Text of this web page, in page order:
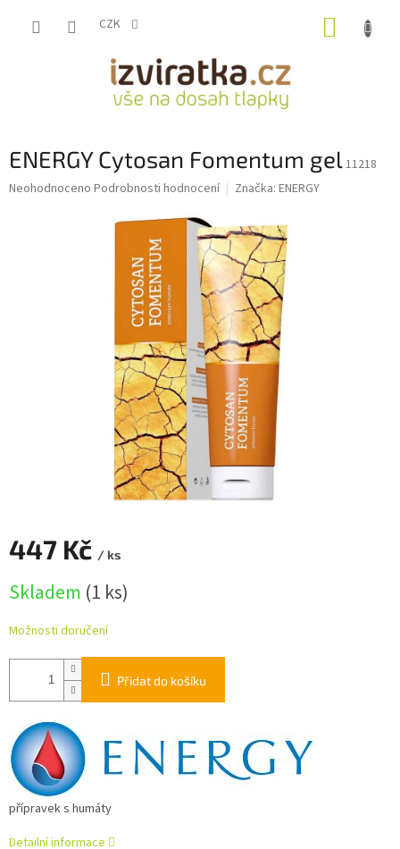
CZK
ENERGY Cytosan Fomentum gel11218
Průměrné
Neohodnoceno Podrobnosti hodnocení Značka: ENERGY
447 Kč / ks
cena:
Skladem (1 ks)
Možnosti doručení
Přidat do košíku
přípravek s humáty
Detailní informace